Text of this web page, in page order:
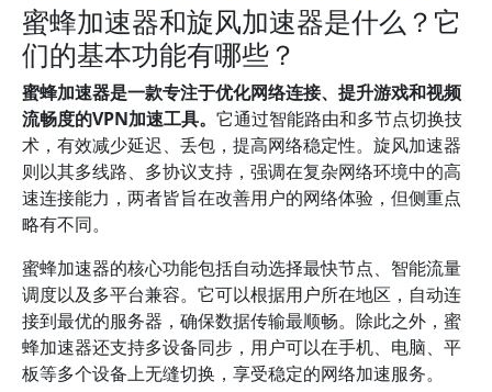
蜜蜂加速器和旋风加速器是什么？它
们的基本功能有哪些？
蜜蜂加速器是一款专注于优化网络连接、提升游戏和视频
流畅度的VPN加速工具。 它通过智能路由和多节点切换技
术，有效减少延迟、丢包，提高网络稳定性。旋风加速器
则以其多线路、多协议支持，强调在复杂网络环境中的高
速连接能力，两者皆旨在改善用户的网络体验，但侧重点
略有不同。
蜜蜂加速器的核心功能包括自动选择最快节点、智能流量
调度以及多平台兼容。它可以根据用户所在地区，自动连
接到最优的服务器，确保数据传输最顺畅。除此之外，蜜
蜂加速器还支持多设备同步，用户可以在手机、电脑、平
板等多个设备上无缝切换，享受稳定的网络加速服务。